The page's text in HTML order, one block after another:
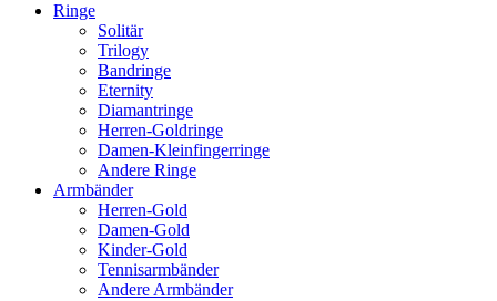
Ringe
Solitär
Trilogy
Bandringe
Eternity
Diamantringe
Herren-Goldringe
Damen-Kleinfingerringe
Andere Ringe
Armbänder
Herren-Gold
Damen-Gold
Kinder-Gold
Tennisarmbänder
Andere Armbänder